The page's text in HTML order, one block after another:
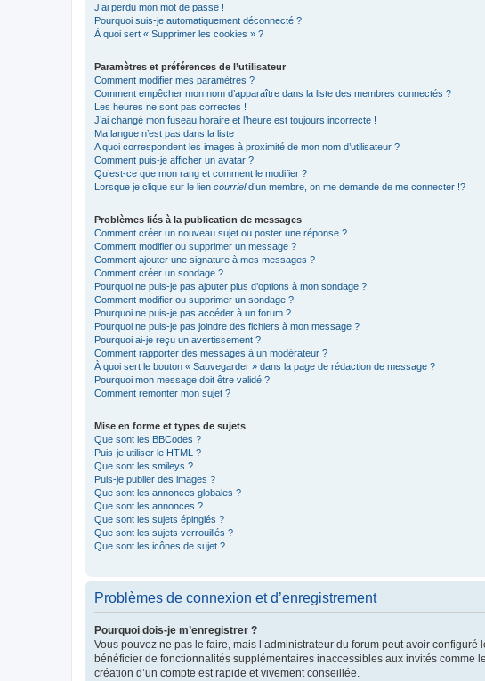
J’ai perdu mon mot de passe !
Pourquoi suis-je automatiquement déconnecté ?
À quoi sert « Supprimer les cookies » ?
Paramètres et préférences de l’utilisateur
Comment modifier mes paramètres ?
Comment empêcher mon nom d’apparaître dans la liste des membres connectés ?
Les heures ne sont pas correctes !
J’ai changé mon fuseau horaire et l’heure est toujours incorrecte !
Ma langue n’est pas dans la liste !
A quoi correspondent les images à proximité de mon nom d’utilisateur ?
Comment puis-je afficher un avatar ?
Qu’est-ce que mon rang et comment le modifier ?
Lorsque je clique sur le lien courrield’un membre, on me demande de me connecter !?
Problèmes liés à la publication de messages
Comment créer un nouveau sujet ou poster une réponse ?
Comment modifier ou supprimer un message ?
Comment ajouter une signature à mes messages ?
Comment créer un sondage ?
Pourquoi ne puis-je pas ajouter plus d’options à mon sondage ?
Comment modifier ou supprimer un sondage ?
Pourquoi ne puis-je pas accéder à un forum ?
Pourquoi ne puis-je pas joindre des fichiers à mon message ?
Pourquoi ai-je reçu un avertissement ?
Comment rapporter des messages à un modérateur ?
À quoi sert le bouton « Sauvegarder » dans la page de rédaction de message ?
Pourquoi mon message doit être validé ?
Comment remonter mon sujet ?
Mise en forme et types de sujets
Que sont les BBCodes ?
Puis-je utiliser le HTML ?
Que sont les smileys ?
Puis-je publier des images ?
Que sont les annonces globales ?
Que sont les annonces ?
Que sont les sujets épinglés ?
Que sont les sujets verrouillés ?
Que sont les icônes de sujet ?
Problèmes de connexion et d’enregistrement
Pourquoi dois-je m’enregistrer ?
Vous pouvez ne pas le faire, mais l’administrateur du forum peut avoir
bénéficier de fonctionnalités supplémentaires inaccessibles aux invités comme
création d’un compte est rapide et vivement conseillée.